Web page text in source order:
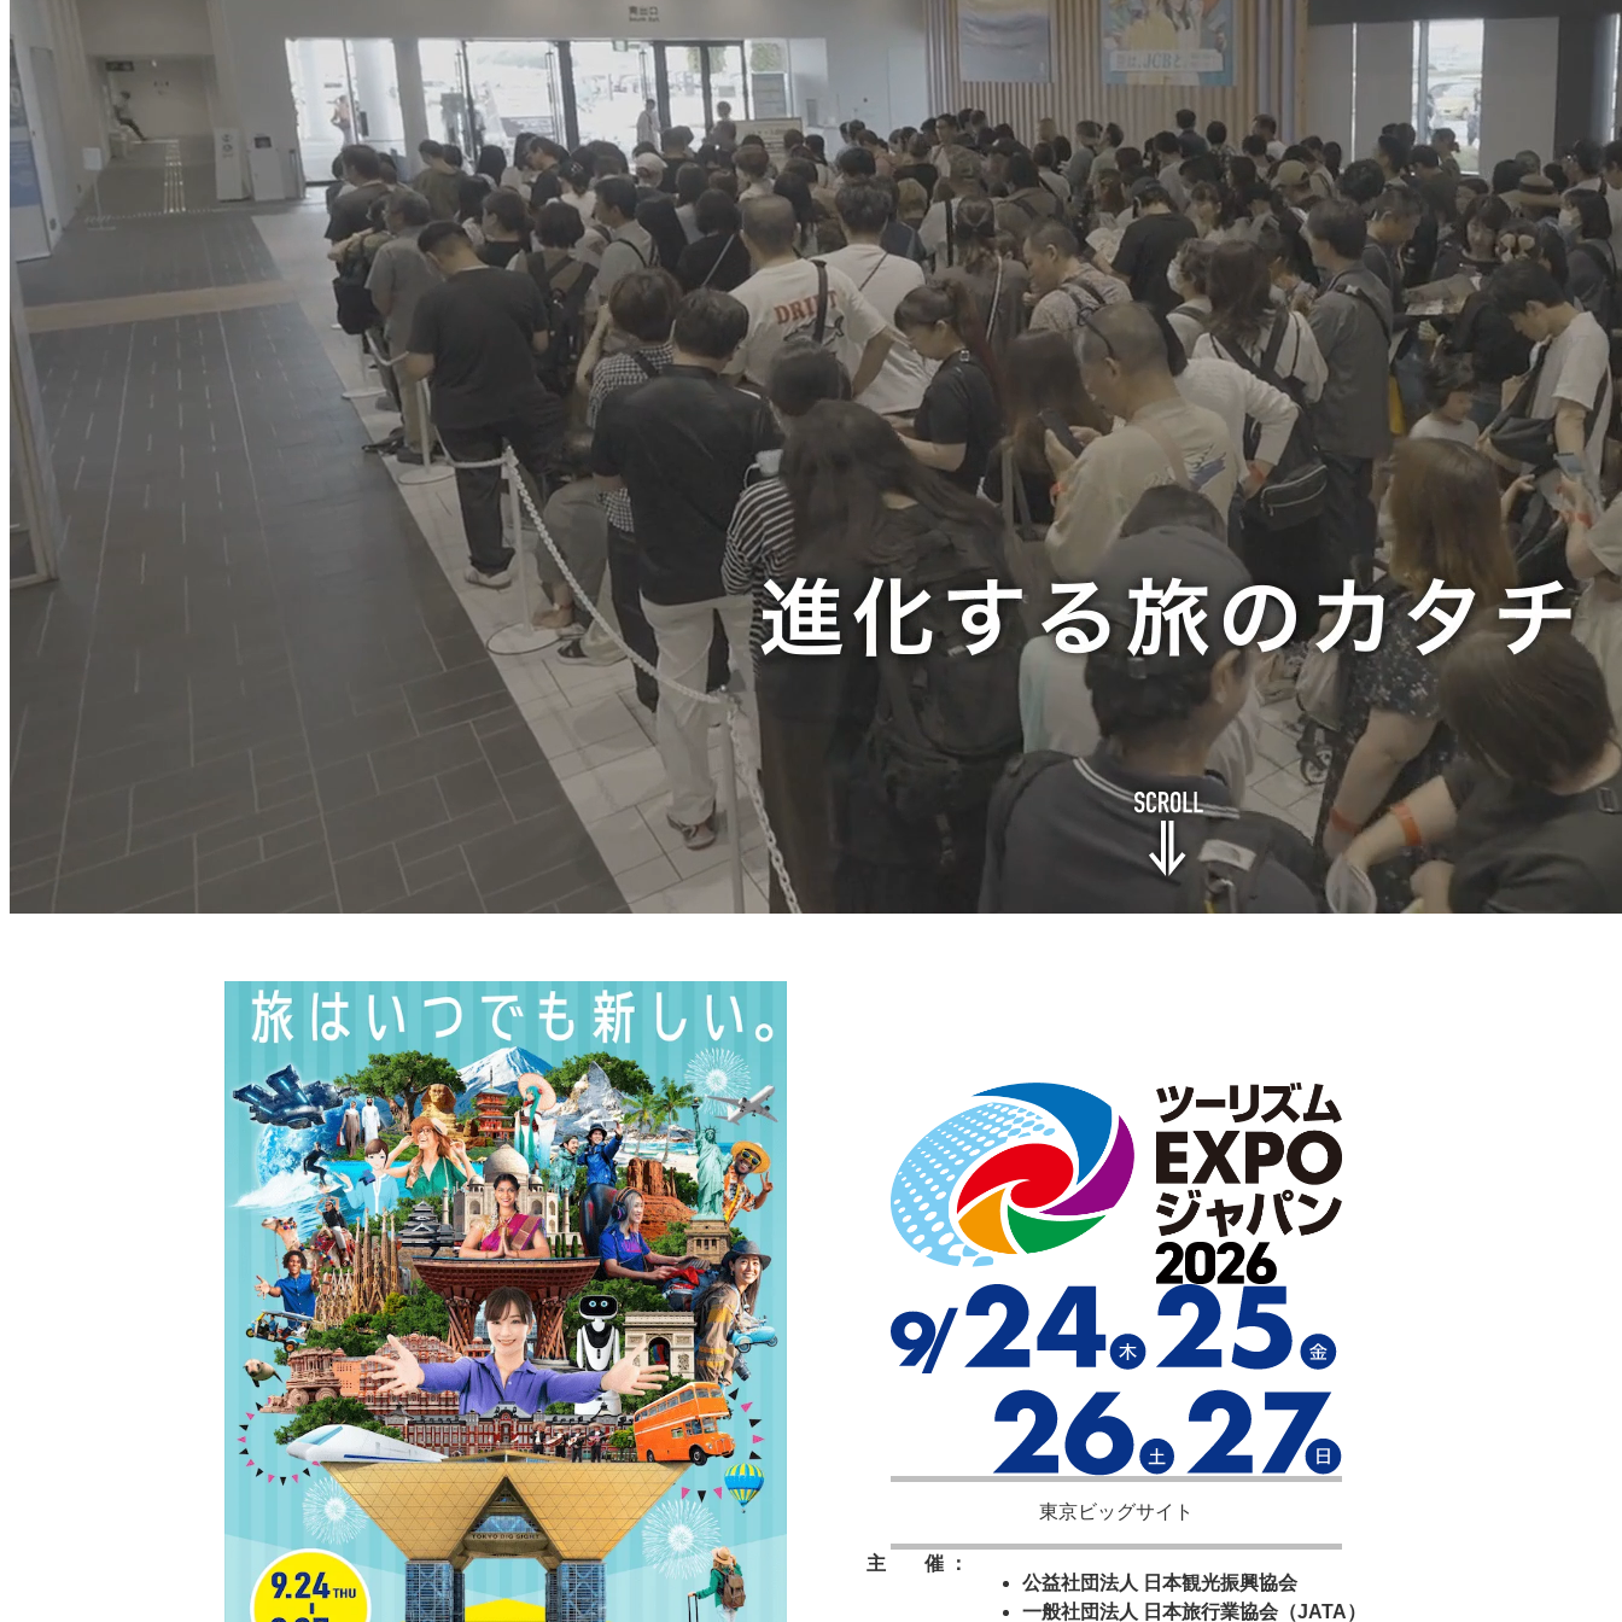
東京ビッグサイト
主 催 ：
公益社団法人 日本観光振興協会
一般社団法人 日本旅行業協会（JATA）